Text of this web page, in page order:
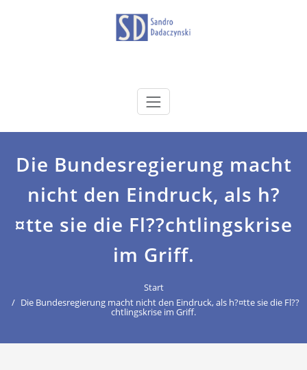
dadaczynski.de
Die Bundesregierung macht
nicht den Eindruck, als h?
¤tte sie die Fl??chtlingskrise
im Griff.
Start
Die Bundesregierung macht nicht den Eindruck, als h?¤tte sie die Fl??
chtlingskrise im Griff.